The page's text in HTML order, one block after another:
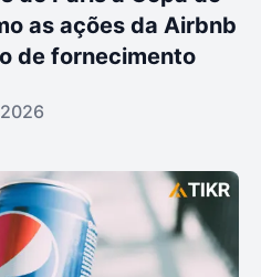
as ações da Airbnb
de fornecimento